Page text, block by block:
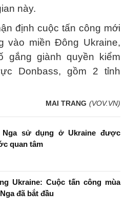
này.
định cuộc tấn công mới
vào miền Đông Ukraine,
gắng giành quyền kiểm
Donbass, gồm 2 tỉnh
MAI TRANG (VOV.VN)
sử dụng ở Ukraine được
quan tâm
Ukraine: Cuộc tấn công mùa
đã bắt đầu